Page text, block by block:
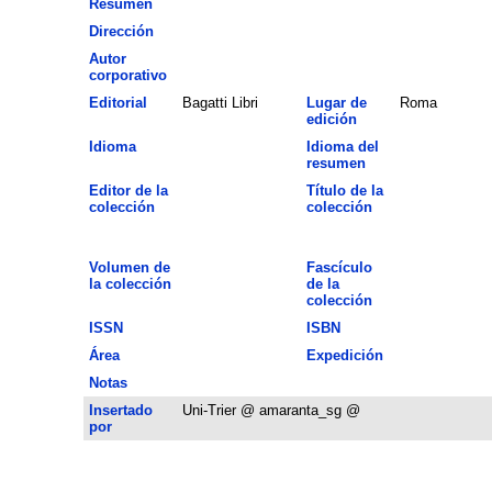
Resumen
Dirección
Autor
corporativo
Editorial Bagatti Libri
Lugar de
edición
Roma
Idioma
Idioma del
resumen
Editor de la
colección
Título de la
colección
Volumen de
la colección
Fascículo
de la
colección
ISSN ISBN
Área
Expedición
Notas
Insertado
por
Uni-Trier @ amaranta_sg @